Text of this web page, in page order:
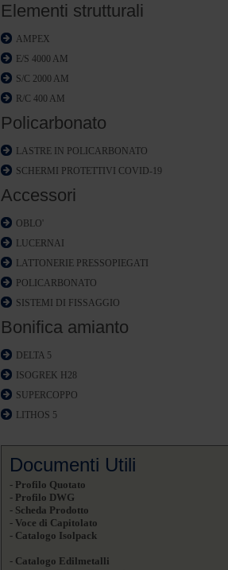
Elementi strutturali
AMPEX
E/S 4000 AM
S/C 2000 AM
R/C 400 AM
Policarbonato
LASTRE IN POLICARBONATO
SCHERMI PROTETTIVI COVID-19
Accessori
OBLO'
LUCERNAI
LATTONERIE PRESSOPIEGATI
POLICARBONATO
SISTEMI DI FISSAGGIO
Bonifica amianto
DELTA 5
ISOGREK H28
SUPERCOPPO
LITHOS 5
Documenti Utili
- Profilo Quotato
- Profilo DWG
- Scheda Prodotto
- Voce di Capitolato
- Catalogo Isolpack
- Catalogo Edilmetalli